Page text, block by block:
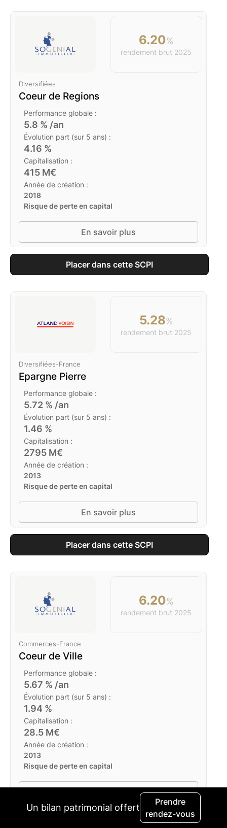
6.20%
rendement brut 2025
Diversifiées
Coeur de Regions
Performance globale :
5.8 % /an
Évolution part (sur 5 ans) :
4.16 %
Capitalisation :
415 M€
Année de création :
2018
Risque de perte en capital
En savoir plus
Placer dans cette SCPI
5.28%
rendement brut 2025
Diversifiées-France
Epargne Pierre
Performance globale :
5.72 % /an
Évolution part (sur 5 ans) :
1.46 %
Capitalisation :
2795 M€
Année de création :
2013
Risque de perte en capital
En savoir plus
Placer dans cette SCPI
6.20%
rendement brut 2025
Commerces-France
Coeur de Ville
Performance globale :
5.67 % /an
Évolution part (sur 5 ans) :
1.94 %
Capitalisation :
28.5 M€
Année de création :
2013
Risque de perte en capital
Placer dans cette SCPI
Un bilan patrimonial offert
Prendre
rendez-vous